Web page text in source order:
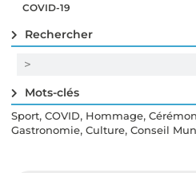
COVID-19
Rechercher
Mots-clés
Sport, COVID, Hommage,
Gastronomie, Culture, Conseil